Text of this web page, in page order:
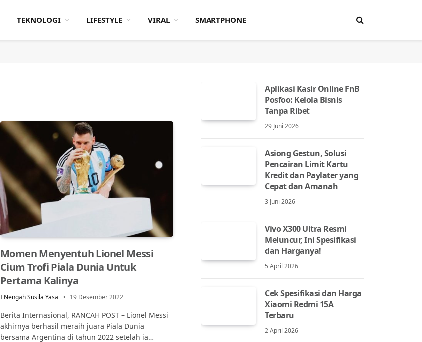
TEKNOLOGI LIFESTYLE VIRAL SMARTPHONE
Momen Menyentuh Lionel Messi
Cium Trofi Piala Dunia Untuk
Pertama Kalinya
I Nengah Susila Yasa 19 Desember 2022
Berita Internasional, RANCAH POST – Lionel Messi
akhirnya berhasil meraih juara Piala Dunia
bersama Argentina di tahun 2022 setelah ia…
Aplikasi Kasir Online FnB
Posfoo: Kelola Bisnis
Tanpa Ribet
29 Juni 2026
Asiong Gestun, Solusi
Pencairan Limit Kartu
Kredit dan Paylater yang
Cepat dan Amanah
3 Juni 2026
Vivo X300 Ultra Resmi
Meluncur, Ini Spesifikasi
dan Harganya!
5 April 2026
Cek Spesifikasi dan Harga
Xiaomi Redmi 15A
Terbaru
2 April 2026